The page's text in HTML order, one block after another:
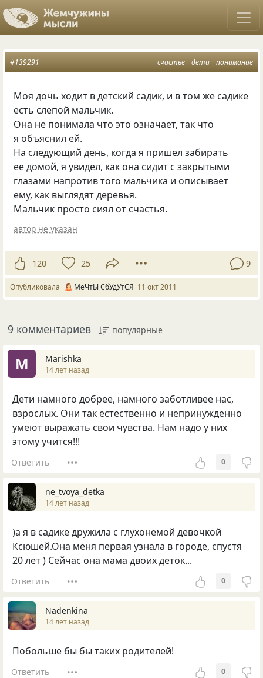
счастье дети понимание
#139291
Моя дочь ходит в детский садик, и в том же садике
есть слепой мальчик.
Она не понимала что это означает, так что
я объяснил ей.
На следующий день, когда я пришел забирать
ее домой, я увидел, как она сидит с закрытыми
глазами напротив того мальчика и описывает
ему, как выглядят деревья.
Мальчик просто сиял от счастья.
автор не указан
120 25 9
Опубликовала МеЧтЫ СбУдУтСЯ 11 окт 2011
9 комментариев популярные
M Marishka
14 лет назад
Дети намного добрее, намного заботливее нас,
взрослых. Они так естественно и непринужденно
умеют выражать свои чувства. Нам надо у них
этому учится!!!
Ответить 0
ne_tvoya_detka
14 лет назад
)а я в садике дружила с глухонемой девочкой
Ксюшей.Она меня первая узнала в городе, спустя
20 лет ) Сейчас она мама двоих деток...
Ответить 0
Nadenkina
14 лет назад
Побольше бы бы таких родителей!
Ответить 0